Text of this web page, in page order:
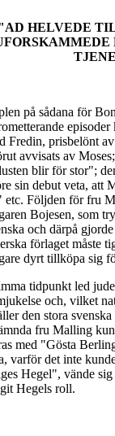
HELVEDE
på sådana för
Fredin, prisbelönt
avvisats av
blir för stor";
sin debut veta, att
etc. Följden för fru
Bojesen, som
och därpå
förlaget måste
dyrt tillköpa sig
tidpunkt led
och, vilket
den stora
fru Malling
med "Gösta
varför det inte
Hegel", vände
Hegels roll.